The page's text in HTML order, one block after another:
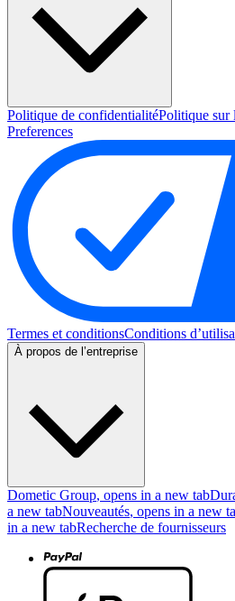
Politique de confidentialitéPolitique sur
Preferences
Termes et conditionsConditions
À propos de l’entreprise
Dometic Group, opens in a new tab
a new tabNouveautés, opens in a new
in a new tabRecherche de fournisseurs